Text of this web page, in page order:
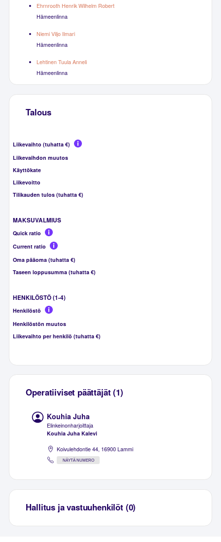
Ehrnrooth Henrik Wilhelm Robert
Hämeenlinna
Niemi Viljo Ilmari
Hämeenlinna
Lehtinen Tuula Anneli
Hämeenlinna
Talous
Liikevaihto (tuhatta €)
Liikevaihdon muutos
Käyttökate
Liikevoitto
Tilikauden tulos (tuhatta €)
MAKSUVALMIUS
Quick ratio
Current ratio
Oma pääoma (tuhatta €)
Taseen loppusumma (tuhatta €)
HENKILÖSTÖ (1-4)
Henkilöstö
Henkilöstön muutos
Liikevaihto per henkilö (tuhatta €)
Operatiiviset päättäjät (1)
Kouhia Juha
Elinkeinonharjoittaja
Kouhia Juha Kalevi
Koivulehdontie 44, 16900 Lammi
NÄYTÄ NUMERO
Hallitus ja vastuuhenkilöt (0)